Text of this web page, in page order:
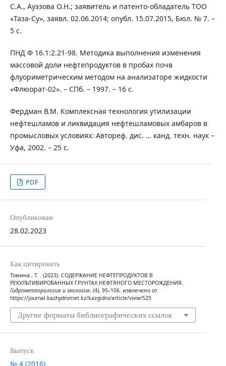
С.А., Ауэзова О.Н.; заявитель и патенто-обладатель ТОО
«Таза-Су», заявл. 02.06.2014; опубл. 15.07.2015, Бюл. № 7. –
5 с.
ПНД Ф 16.1:2.21-98. Методика выполнения изменения
массовой доли нефтепродуктов в пробах почв
флуориметрическим методом на анализаторе жидкости
«Флюорат-02». – СПб. – 1997. – 16 с.
Фердман В.М. Комплексная технология утилизации
нефтешламов и ликвидация нефтешламовых амбаров в
промысловых условиях: Автореф. дис. … канд. техн. наук –
Уфа, 2002. – 25 с.
PDF
Опубликован
28.02.2023
Как цитировать
Томина , Т. . (2023). СОДЕРЖАНИЕ НЕФТЕПРОДУКТОВ В
РЕКУЛЬТИВИРОВАННЫХ ГРУНТАХ НЕФТЯНОГО МЕСТОРОЖДЕНИЯ.
Гидрометеорология и экология, (4), 95–106. извлечено от
https://journal.kazhydromet.kz/kazgidro/article/view/525
Другие форматы библиографических ссылок
Выпуск
№ 4 (2016)